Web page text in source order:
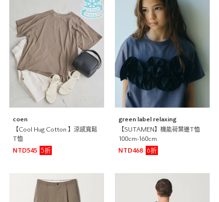
coen
【Cool Hug Cotton 】涼感寬鬆
T恤
NTD545
5折
green label relaxing
【SUTAMEN】機能荷葉邊T恤
100cm-160cm
NTD468
6折